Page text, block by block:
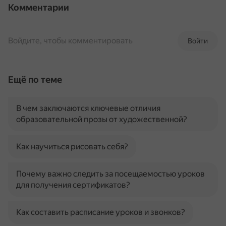
Комментарии
Войти
Войдите, чтобы комментировать
Ещё по теме
В чем заключаются ключевые отличия
образовательной прозы от художественной?
Как научиться рисовать себя?
Почему важно следить за посещаемостью уроков
для получения сертификатов?
Как составить расписание уроков и звонков?